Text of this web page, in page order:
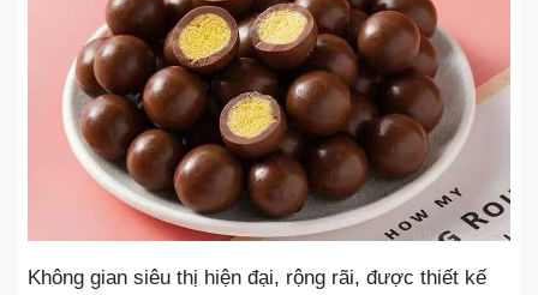
Không gian siêu thị hiện đại, rộng rãi, được thiết kế